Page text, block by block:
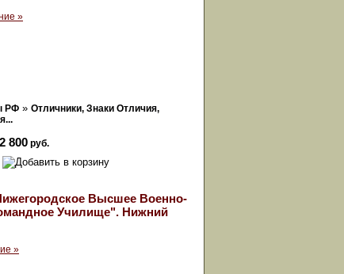
»
РФ » Отличники, Знаки Отличия,
2 800 руб.
Высшее Военно-
Училище". Нижний
»